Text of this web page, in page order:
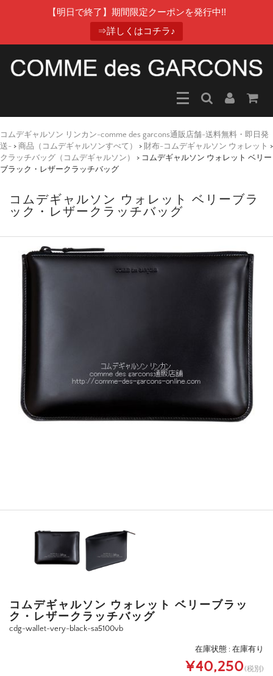
【明日で終了】期間限定クーポンを発行中!!
⇒詳しくはコチラ♪
コムデギャルソン リンカン-comme des garcons通販店舗-送料無料・即日発
送- > 商品（コムデギャルソンすべて） > 財布-コムデギャルソン ウォレット >
クラッチバッグ（コムデギャルソン）
> コムデギャルソン ウォレット ベリー
ブラック・レザークラッチバッグ
コムデギャルソン ウォレット ベリーブラ
ック・レザークラッチバッグ
コムデギャルソン ウォレット ベリーブラッ
ク・レザークラッチバッグ
cdg-wallet-very-black-sa5100vb
在庫状態 : 在庫有り
¥40,250(税別)